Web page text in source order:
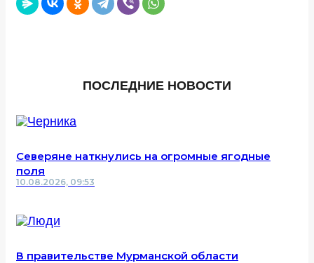
ПОСЛЕДНИЕ НОВОСТИ
Северяне наткнулись на огромные ягодные
поля
10.08.2026, 09:53
В правительстве Мурманской области